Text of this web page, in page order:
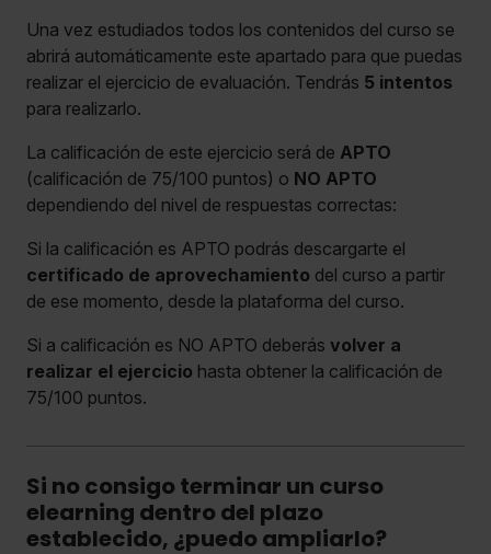
Una vez estudiados todos los contenidos del curso se
abrirá automáticamente este apartado para que puedas
realizar el ejercicio de evaluación. Tendrás 5 intentos
para realizarlo.
La calificación de este ejercicio será de APTO
(calificación de 75/100 puntos) o NO APTO
dependiendo del nivel de respuestas correctas:
Si la calificación es APTO podrás descargarte el
certificado de aprovechamiento del curso a partir
de ese momento, desde la plataforma del curso.
Si a calificación es NO APTO deberás volver a
realizar el ejercicio hasta obtener la calificación de
75/100 puntos.
Si no consigo terminar un curso
elearning dentro del plazo
establecido, ¿puedo ampliarlo?